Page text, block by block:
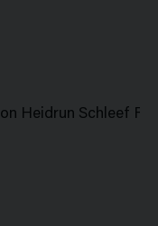
Heidrun Schleef